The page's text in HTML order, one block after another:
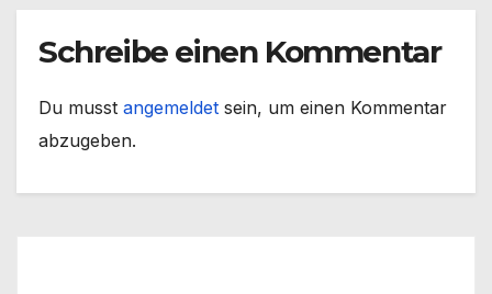
Schreibe einen Kommentar
Du musst angemeldet sein, um einen Kommentar
abzugeben.